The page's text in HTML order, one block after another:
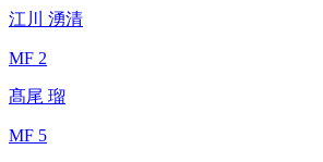
江川 湧清
MF 2
髙尾 瑠
MF 5